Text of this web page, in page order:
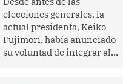
elecciones generales, la
actual presidenta, Keiko
Fujimori, había anunciado
su voluntad de integrar al